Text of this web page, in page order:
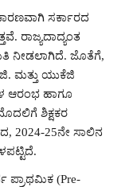
ಸರ್ಕಾರದ
ರಾಜ್ಯದಾದ್ಯಂತ
ನೀಡಲಾಗಿದೆ. ಜೊತೆಗೆ,
ಮತ್ತು ಯುಕೆಜಿ
ಆರಂಭ ಹಾಗೂ
ಶಿಕ್ಷಕರ
25ನೇ ಸಾಲಿನ
ಪ್ರಾಥಮಿಕ (Pre-